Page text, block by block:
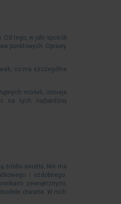
Od tego, w jaki sposób
punktowych. Oprawy
co ma szczególne
modeli, istnieje
na tych najbardziej
światła. Nie ma
i ozdobnego.
zewnętrznymi,
otwarte. W nich